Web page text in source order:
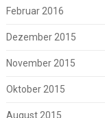
Februar 2016
Dezember 2015
November 2015
Oktober 2015
August 2015